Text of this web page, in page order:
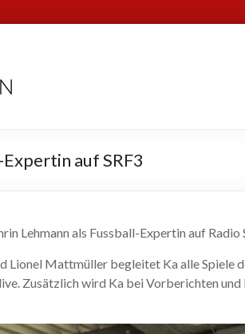
auf SRF3
Lehmann als Fussball-Expertin auf Radio
Lionel Mattmüller begleitet Ka alle Spiele
Zusätzlich wird Ka bei Vorberichten